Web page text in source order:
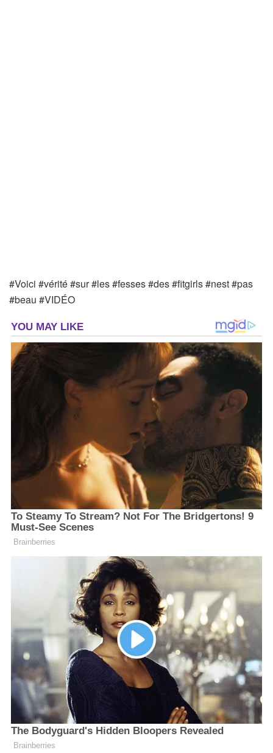
#Voici #vérité #sur #les #fesses #des #fitgirls #nest #pas
#beau #VIDÉO